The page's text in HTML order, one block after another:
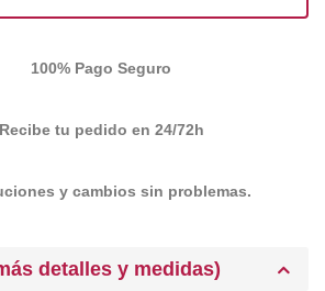
100% Pago Seguro
Recibe tu pedido en 24/72h
y cambios sin problemas.
detalles y medidas)